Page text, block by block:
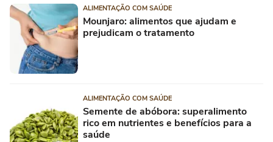
ALIMENTAÇÃO COM SAÚDE
Mounjaro: alimentos que ajudam e
prejudicam o tratamento
ALIMENTAÇÃO COM SAÚDE
Semente de abóbora: superalimento
rico em nutrientes e benefícios para a
saúde